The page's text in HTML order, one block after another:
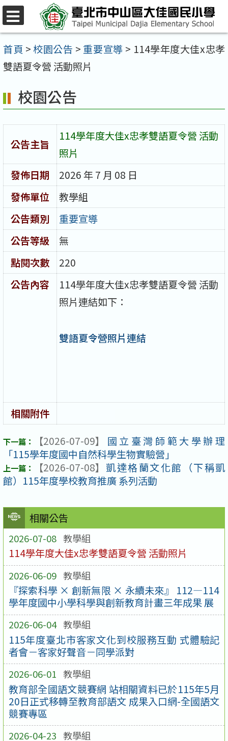
跳
至
主
要
容
區
首頁 >校園公告 > 重要宣導 > 114學年度大佳x忠孝
雙語夏令營 活動照片
相關公告
2026-07-08 教學組
114學年度大佳x忠孝雙語夏令營 活動照片
2026-06-09 教學組
『探索科學 × 創新無限 × 永續未來』 112—114
學年度國中小學科學與創新教育計畫三年成果 展
2026-06-04 教學組
115年度臺北市客家文化到校服務互動 式體驗記
者會－客家好聲音－同學派對
2026-06-01 教學組
教育部全國語文競賽網 站相關資料已於115年5月
20日正式移轉至教育部語文 成果入口網-全國語文
競賽專區
2026-04-23 教學組
校園公告
公告主旨
114學年度大佳x忠孝雙語夏令營 活動
照片
發佈日期
2026 年 7 月 08 日
發佈單位
教學組
公告類別
重要宣導
公告等級
無
點閱次數
220
公告內容
114學年度大佳x忠孝雙語夏令營 活動
照片連結如下：
雙語夏令營照片連結
相關附件
【2026-07-09】
國立臺灣師範大學辦理
「115學年度國中自然科學生物實驗營」
【2026-07-08】 凱達格蘭文化館（下稱凱
館）115年度學校教育推廣 系列活動
選
單